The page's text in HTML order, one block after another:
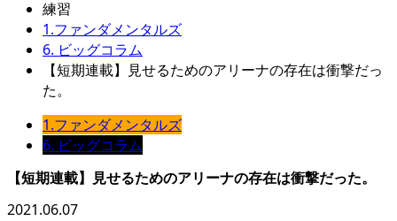
練習
1.ファンダメンタルズ
6. ビッグコラム
【短期連載】見せるためのアリーナの存在は衝撃だっ
た。
1.ファンダメンタルズ
6. ビッグコラム
【短期連載】見せるためのアリーナの存在は衝撃だった。
2021.06.07